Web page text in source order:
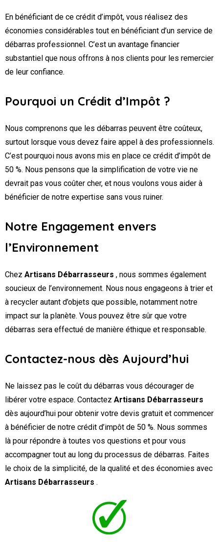
En bénéficiant de ce crédit d’impôt, vous réalisez des
économies considérables tout en bénéficiant d’un service de
débarras professionnel. C’est un avantage financier
substantiel que nous offrons à nos clients pour les remercier
de leur confiance.
Pourquoi un Crédit d’Impôt ?
Nous comprenons que les débarras peuvent être coûteux,
surtout lorsque vous devez faire appel à des professionnels.
C’est pourquoi nous avons mis en place ce crédit d’impôt de
50 %. Nous pensons que la simplification de votre vie ne
devrait pas vous coûter cher, et nous voulons vous aider à
bénéficier de notre expertise sans vous ruiner.
Notre Engagement envers
l’Environnement
Chez Artisans Débarrasseurs , nous sommes également
soucieux de l’environnement. Nous nous engageons à trier et
à recycler autant d’objets que possible, notamment notre
impact sur la planète. Vous pouvez être sûr que votre
débarras sera effectué de manière éthique et responsable.
Contactez-nous dès Aujourd’hui
Ne laissez pas le coût du débarras vous décourager de
libérer votre espace. Contactez Artisans Débarrasseurs
dès aujourd’hui pour obtenir votre devis gratuit et commencer
à bénéficier de notre crédit d’impôt de 50 %. Nous sommes
là pour répondre à toutes vos questions et pour vous
accompagner tout au long du processus de débarras. Faites
le choix de la simplicité, de la qualité et des économies avec
Artisans Débarrasseurs .